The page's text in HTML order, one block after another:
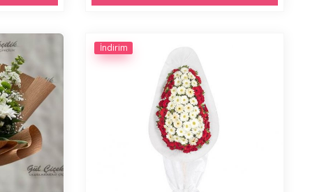
İndirim